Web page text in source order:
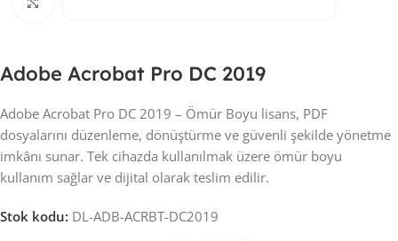
Adobe Acrobat Pro DC 2019
Adobe Acrobat Pro DC 2019 – Ömür Boyu lisans, PDF
dosyalarını düzenleme, dönüştürme ve güvenli şekilde yönetme
imkânı sunar. Tek cihazda kullanılmak üzere ömür boyu
kullanım sağlar ve dijital olarak teslim edilir.
Stok kodu: DL-ADB-ACRBT-DC2019